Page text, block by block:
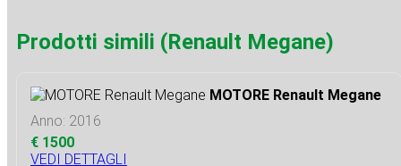
Prodotti simili (Renault Megane)
MOTORE Renault Megane
Anno: 2016
€ 1500
VEDI DETTAGLI